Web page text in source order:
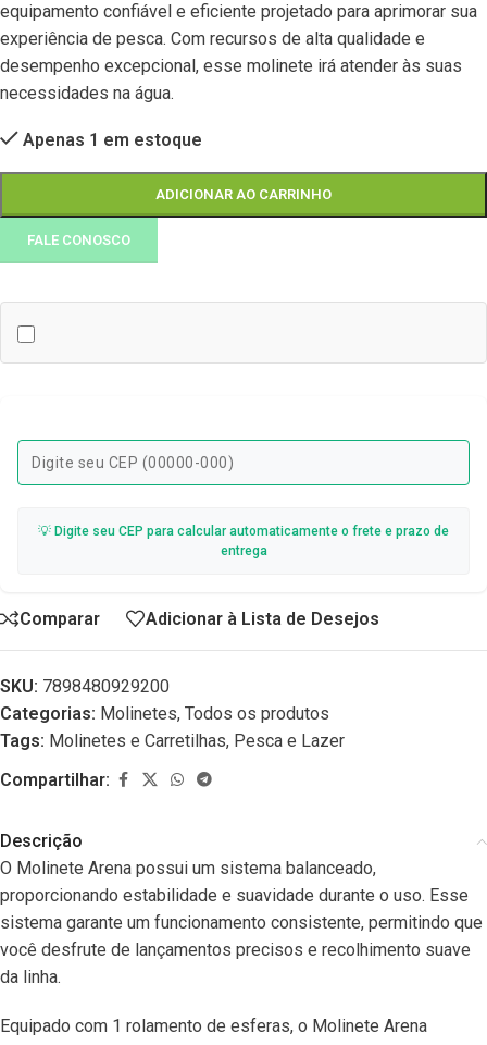
equipamento confiável e eficiente projetado para aprimorar sua
experiência de pesca. Com recursos de alta qualidade e
desempenho excepcional, esse molinete irá atender às suas
necessidades na água.
Apenas 1 em estoque
ADICIONAR AO CARRINHO
FALE CONOSCO
💡 Digite seu CEP para calcular automaticamente o frete e prazo de
entrega
Comparar Adicionar à Lista de Desejos
SKU: 7898480929200
Categorias: Molinetes, Todos os produtos
Tags: Molinetes e Carretilhas, Pesca e Lazer
Compartilhar:
Descrição
O Molinete Arena possui um sistema balanceado,
proporcionando estabilidade e suavidade durante o uso. Esse
sistema garante um funcionamento consistente, permitindo que
você desfrute de lançamentos precisos e recolhimento suave
da linha.
Equipado com 1 rolamento de esferas, o Molinete Arena